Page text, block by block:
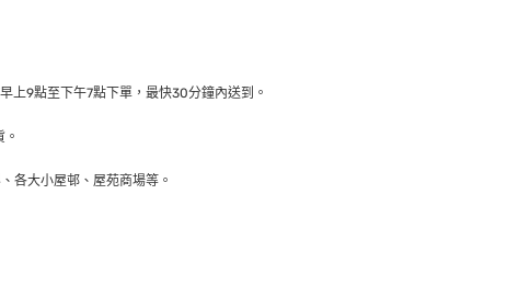
上9點至下午7點下單，最快30分鐘內送到​。
各大小屋邨、屋苑商場等。